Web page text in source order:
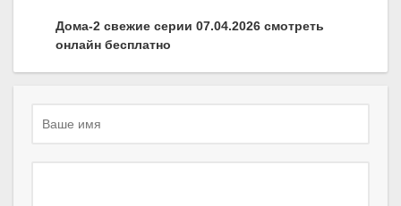
Дома-2 свежие серии 07.04.2026 смотреть
онлайн бесплатно